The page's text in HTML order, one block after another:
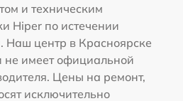
и техническим
Hiper по истечении
Наш центр в Красноярске
не имеет официальной
Цены на ремонт,
исключительно